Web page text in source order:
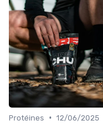
Protéines • 12/06/2025